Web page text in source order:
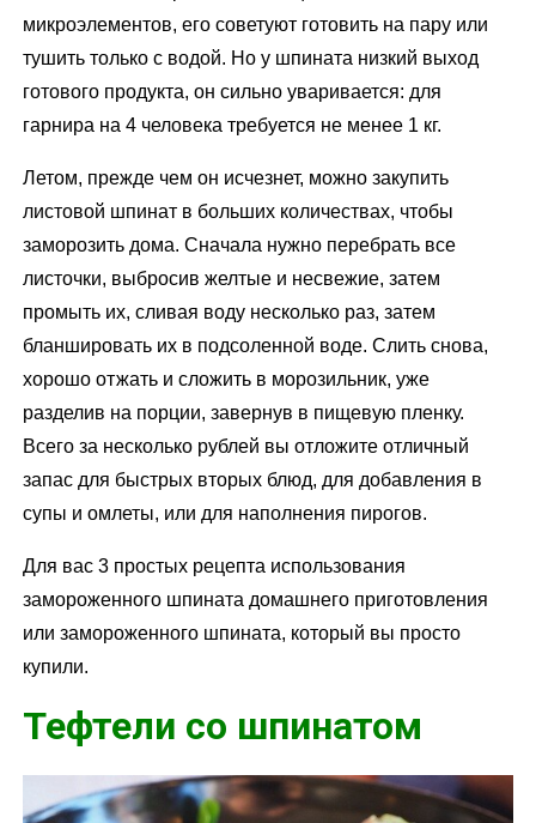
микроэлементов, его советуют готовить на пару или
тушить только с водой. Но у шпината низкий выход
готового продукта, он сильно уваривается: для
гарнира на 4 человека требуется не менее 1 кг.
Летом, прежде чем он исчезнет, можно закупить
листовой шпинат в больших количествах, чтобы
заморозить дома. Сначала нужно перебрать все
листочки, выбросив желтые и несвежие, затем
промыть их, сливая воду несколько раз, затем
бланшировать их в подсоленной воде. Слить снова,
хорошо отжать и сложить в морозильник, уже
разделив на порции, завернув в пищевую пленку.
Всего за несколько рублей вы отложите отличный
запас для быстрых вторых блюд, для добавления в
супы и омлеты, или для наполнения пирогов.
Для вас 3 простых рецепта использования
замороженного шпината домашнего приготовления
или замороженного шпината, который вы просто
купили.
Тефтели со шпинатом